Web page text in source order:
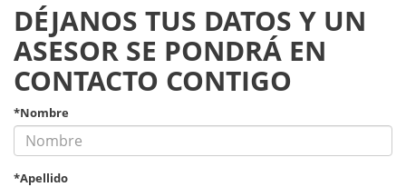
DÉJANOS TUS DATOS Y UN
ASESOR SE PONDRÁ EN
CONTACTO CONTIGO
*Nombre
*Apellido